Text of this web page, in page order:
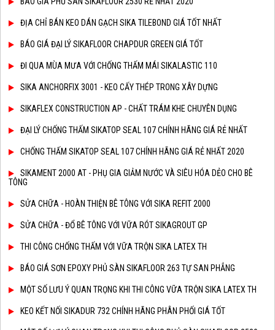
ĐỊA CHỈ BÁN KEO DÁN GẠCH SIKA TILEBOND GIÁ TỐT NHẤT
BÁO GIÁ ĐẠI LÝ SIKAFLOOR CHAPDUR GREEN GIÁ TỐT
ĐI QUA MÙA MƯA VỚI CHỐNG THẤM MÁI SIKALASTIC 110
SIKA ANCHORFIX 3001 - KEO CẤY THÉP TRONG XÂY DỰNG
SIKAFLEX CONSTRUCTION AP - CHẤT TRÁM KHE CHUYÊN DỤNG
ĐẠI LÝ CHỐNG THẤM SIKATOP SEAL 107 CHÍNH HÃNG GIÁ RẺ NHẤT
CHỐNG THẤM SIKATOP SEAL 107 CHÍNH HÃNG GIÁ RẺ NHẤT 2020
SIKAMENT 2000 AT - PHỤ GIA GIẢM NƯỚC VÀ SIÊU HÓA DẺO CHO BÊ
TÔNG
SỬA CHỮA - HOÀN THIỆN BÊ TÔNG VỚI SIKA REFIT 2000
SỬA CHỮA - ĐỔ BÊ TÔNG VỚI VỮA RÓT SIKAGROUT GP
THI CÔNG CHỐNG THẤM VỚI VỮA TRỘN SIKA LATEX TH
BÁO GIÁ SƠN EPOXY PHỦ SÀN SIKAFLOOR 263 TỰ SAN PHẲNG
MỘT SỐ LƯU Ý QUAN TRỌNG KHI THI CÔNG VỮA TRỘN SIKA LATEX TH
KEO KẾT NỐI SIKADUR 732 CHÍNH HÃNG PHÂN PHỐI GIÁ TỐT